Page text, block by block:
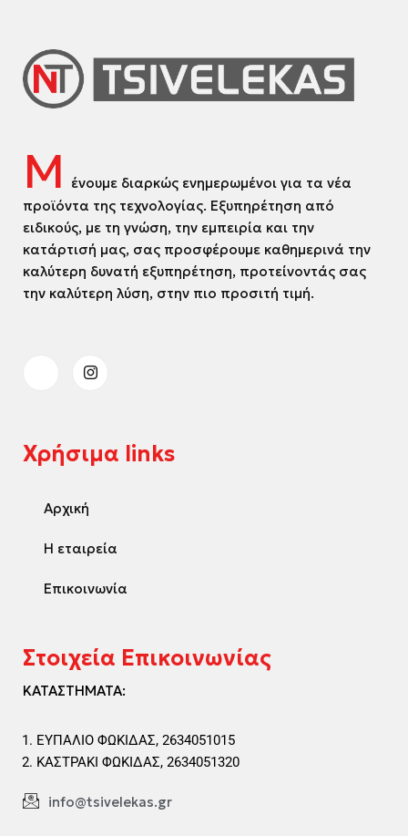
Μ
ένουμε διαρκώς ενημερωμένοι για τα νέα
προϊόντα της τεχνολογίας. Εξυπηρέτηση από
ειδικούς, με τη γνώση, την εμπειρία και την
κατάρτισή μας, σας προσφέρουμε καθημερινά την
καλύτερη δυνατή εξυπηρέτηση, προτείνοντάς σας
την καλύτερη λύση, στην πιο προσιτή τιμή.
Χρήσιμα links
Αρχική
Η εταιρεία
Επικοινωνία
Στοιχεία Επικοινωνίας
ΚΑΤΑΣΤΗΜΑΤΑ:
ΕΥΠΑΛΙΟ ΦΩΚΙΔΑΣ, 2634051015
ΚΑΣΤΡΑΚΙ ΦΩΚΙΔΑΣ, 2634051320
info@tsivelekas.gr